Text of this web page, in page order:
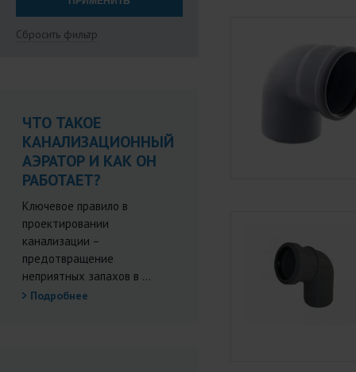
Сбросить фильтр
ЧТО ТАКОЕ
КАНАЛИЗАЦИОННЫЙ
АЭРАТОР И КАК ОН
РАБОТАЕТ?
Ключевое правило в
проектировании
канализации –
предотвращение
неприятных запахов в ...
Подробнее